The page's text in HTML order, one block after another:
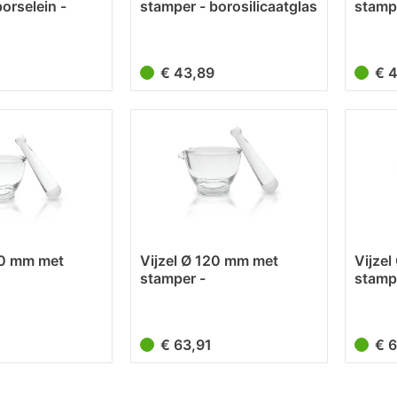
-
stamper - borosilicaatglas
€ 43,89 €
mm met
Vijzel Ø 120 mm met
stamper -
€ 63,91
Vijzel
€